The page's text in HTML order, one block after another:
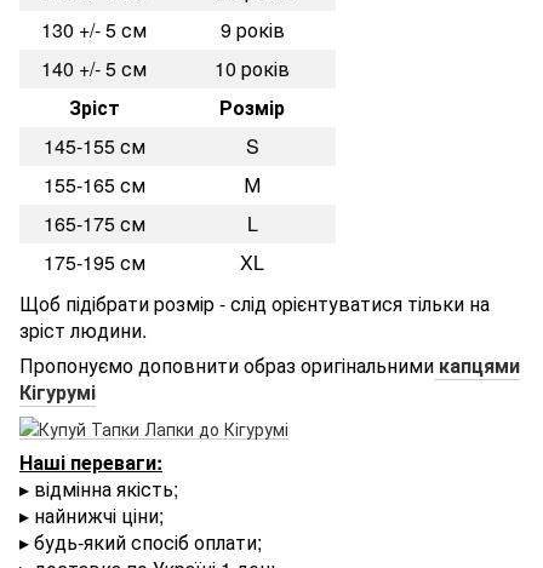
130 +/- 5 см
9 років
140 +/- 5 см
10 років
Зріст
Розмір
145-155 см
S
155-165 см
М
165-175 см
L
175-195 см
XL
Щоб підібрати розмір - слід орієнтуватися тільки на
зріст людини.
Пропонуємо доповнити образ оригінальними капцями
Кігурумі
Наші переваги:
▸ відмінна якість;
▸ найнижчі ціни;
▸ будь-який спосіб оплати;